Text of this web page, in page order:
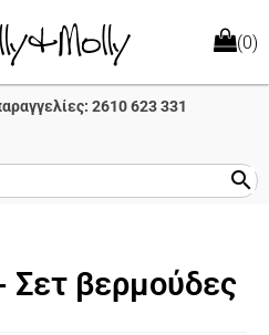
(0)
2610 623 331
search
Σετ βερμούδες